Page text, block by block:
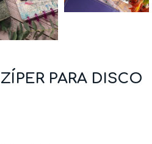
PARA DISCO